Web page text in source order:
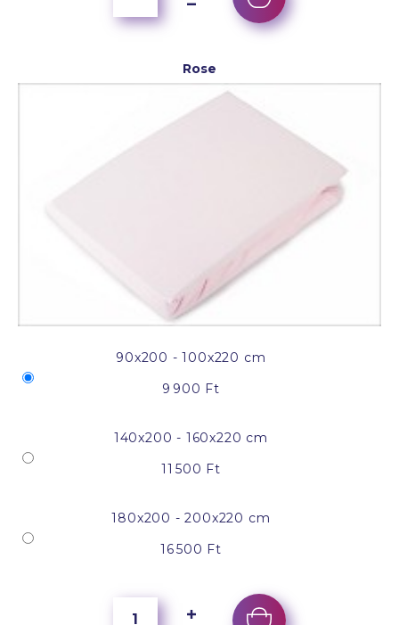
Rose
90x200 - 100x220 cm
9 900 Ft
140x200 - 160x220 cm
11 500 Ft
180x200 - 200x220 cm
16 500 Ft